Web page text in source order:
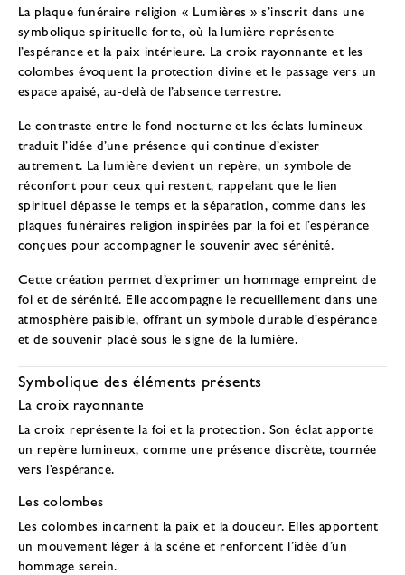
La plaque funéraire religion « Lumières » s’inscrit dans une
symbolique spirituelle forte, où la lumière représente
l’espérance et la paix intérieure. La croix rayonnante et les
colombes évoquent la protection divine et le passage vers un
espace apaisé, au-delà de l’absence terrestre.
Le contraste entre le fond nocturne et les éclats lumineux
traduit l’idée d’une présence qui continue d’exister
autrement. La lumière devient un repère, un symbole de
réconfort pour ceux qui restent, rappelant que le lien
spirituel dépasse le temps et la séparation, comme dans les
plaques funéraires religion inspirées par la foi et l’espérance
conçues pour accompagner le souvenir avec sérénité.
Cette création permet d’exprimer un hommage empreint de
foi et de sérénité. Elle accompagne le recueillement dans une
atmosphère paisible, offrant un symbole durable d’espérance
et de souvenir placé sous le signe de la lumière.
Symbolique des éléments présents
La croix rayonnante
La croix représente la foi et la protection. Son éclat apporte
un repère lumineux, comme une présence discrète, tournée
vers l’espérance.
Les colombes
Les colombes incarnent la paix et la douceur. Elles apportent
un mouvement léger à la scène et renforcent l’idée d’un
hommage serein.